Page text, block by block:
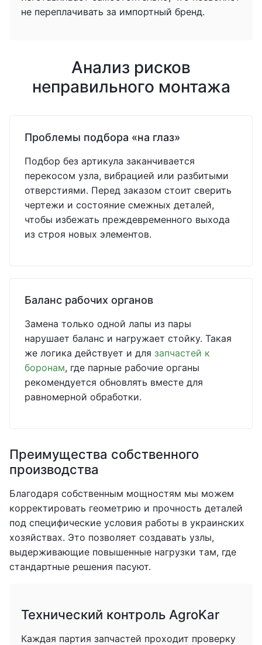
не переплачивать за импортный бренд.
Анализ рисков
неправильного монтажа
Проблемы подбора «на глаз»
Подбор без артикула заканчивается
перекосом узла, вибрацией или разбитыми
отверстиями. Перед заказом стоит сверить
чертежи и состояние смежных деталей,
чтобы избежать преждевременного выхода
из строя новых элементов.
Баланс рабочих органов
Замена только одной лапы из пары
нарушает баланс и нагружает стойку. Такая
же логика действует и для запчастей к
боронам, где парные рабочие органы
рекомендуется обновлять вместе для
равномерной обработки.
Преимущества собственного
производства
Благодаря собственным мощностям мы можем
корректировать геометрию и прочность деталей
под специфические условия работы в украинских
хозяйствах. Это позволяет создавать узлы,
выдерживающие повышенные нагрузки там, где
стандартные решения пасуют.
Технический контроль AgroKar
Каждая партия запчастей проходит проверку